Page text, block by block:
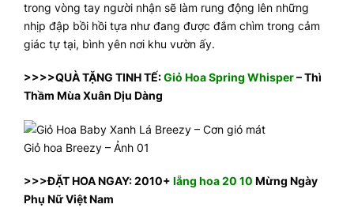
trong vòng tay người nhận sẽ làm rung động lên những
nhịp đập bồi hồi tựa như đang được đắm chìm trong cảm
giác tự tại, bình yên nơi khu vườn ấy.
>>>>QUÀ TẶNG TINH TẾ:Giỏ Hoa Spring Whisper– Thì
Thầm Mùa Xuân Dịu Dàng
Giỏ hoa Breezy – Ảnh 01
>>>ĐẶT HOA NGAY: 2010+ lẵng hoa 20 10 Mừng Ngày
Phụ Nữ Việt Nam